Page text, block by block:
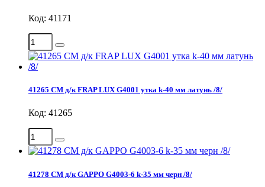
Код: 41171
41265 СМ д/к FRAP LUX G4001 утка k-40 мм латунь /8/
Код: 41265
41278 СМ д/к GAPPO G4003-6 k-35 мм черн /8/